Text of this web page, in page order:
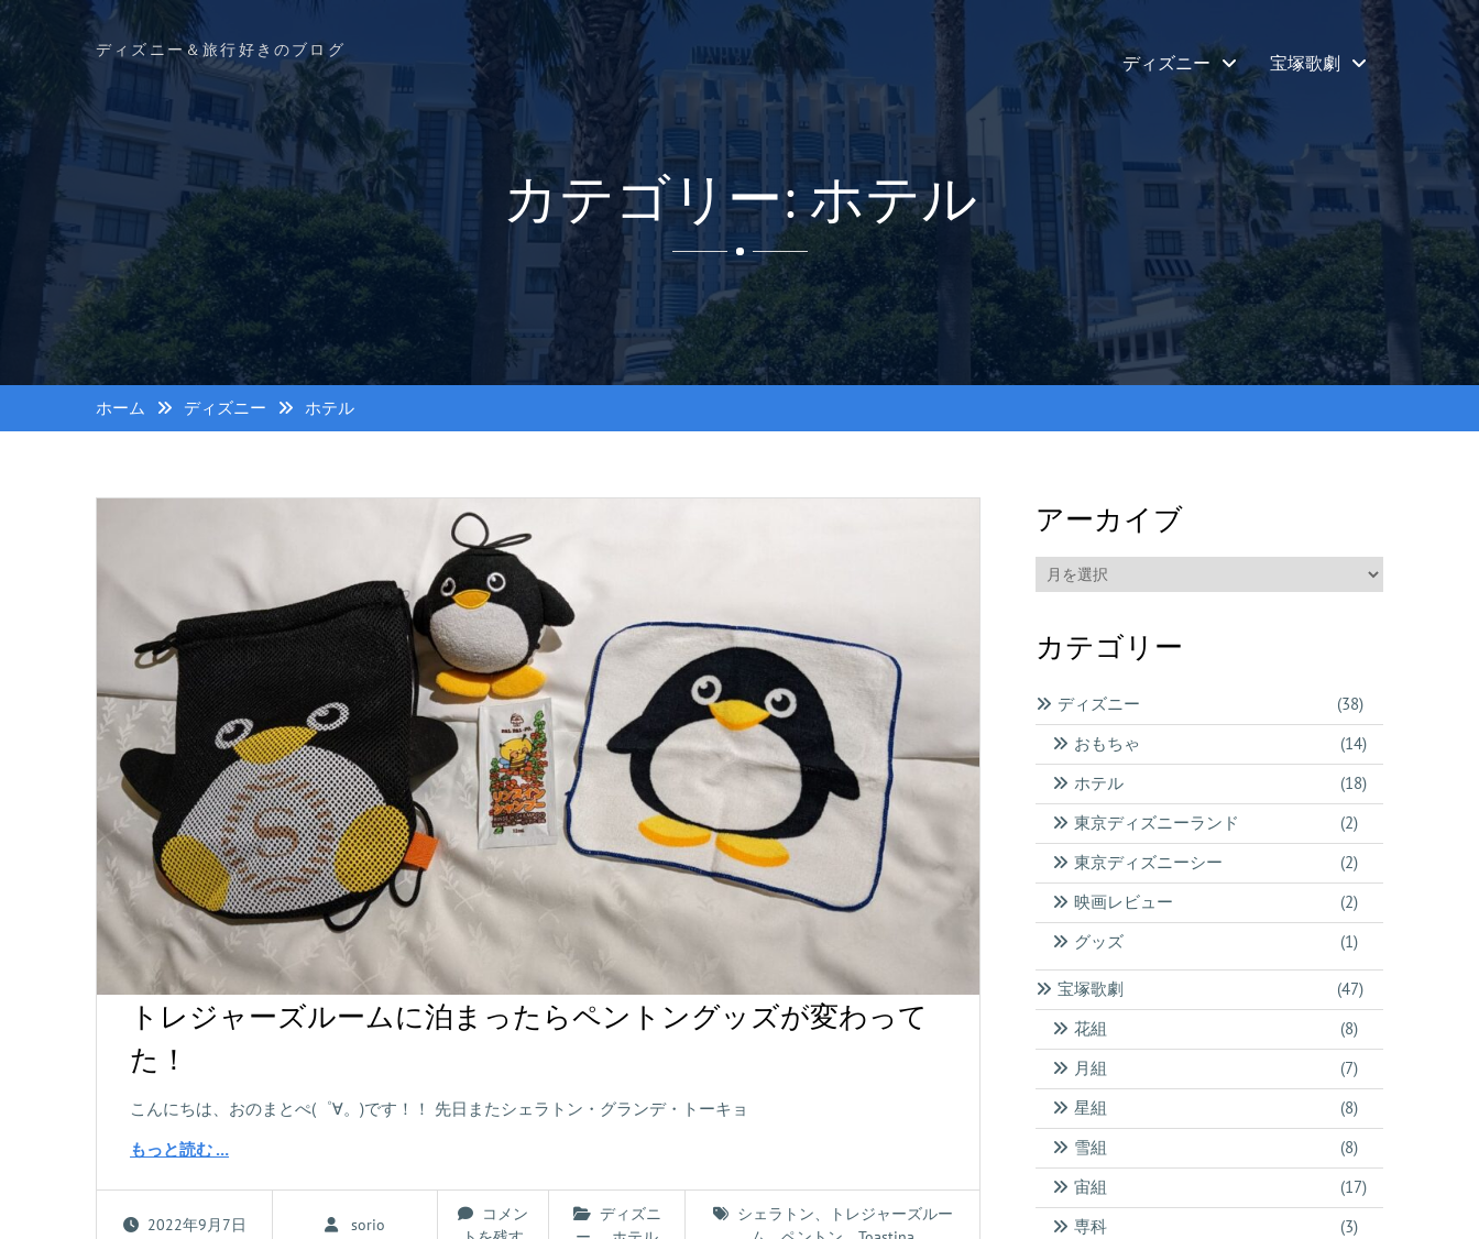
コ
ン
テ
ツ
へ
ス
ディズニー＆旅行好きのブログ
ディズニー 宝塚歌劇
カテゴリー: ホテル
ホーム ディズニー ホテル
トレジャーズルームに泊まったらペントングッズが変わって
た！
こんにちは、おのまとぺ(゜∀。)です！！ 先日またシェラトン・グランデ・トーキョ
もっと読む …
2022年9月7日 sorio
コメン
ディズニ
シェラトン、
トレジャーズルー
アーカイブ
ア
ー
イ
ブカテゴリー
ディズニー
(38)
おもちゃ
(14)
ホテル
(18)
東京ディズニーランド
(2)
東京ディズニーシー
(2)
映画レビュー
(2)
グッズ
(1)
宝塚歌劇
(47)
花組
(8)
月組
(7)
星組
(8)
雪組
(8)
宙組
(17)
専科
(3)